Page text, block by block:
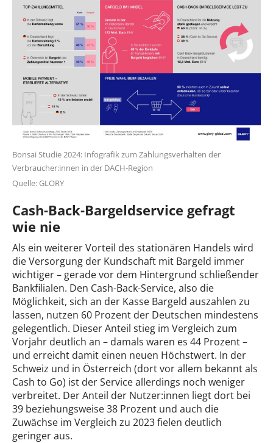
Bonsai Studie 2024: Infografik zum Zahlungsverhalten der
Verbraucher:innen in der DACH-Region
Quelle: GLORY
Cash-Back-Bargeldservice gefragt
wie nie
Als ein weiterer Vorteil des stationären Handels wird
die Versorgung der Kundschaft mit Bargeld immer
wichtiger – gerade vor dem Hintergrund schließender
Bankfilialen. Den Cash-Back-Service, also die
Möglichkeit, sich an der Kasse Bargeld auszahlen zu
lassen, nutzen 60 Prozent der Deutschen mindestens
gelegentlich. Dieser Anteil stieg im Vergleich zum
Vorjahr deutlich an – damals waren es 44 Prozent –
und erreicht damit einen neuen Höchstwert. In der
Schweiz und in Österreich (dort vor allem bekannt als
Cash to Go) ist der Service allerdings noch weniger
verbreitet. Der Anteil der Nutzer:innen liegt dort bei
39 beziehungsweise 38 Prozent und auch die
Zuwächse im Vergleich zu 2023 fielen deutlich
geringer aus.